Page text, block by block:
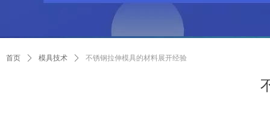
首页 ꄲ 模具技术 ꄲ 不锈钢拉伸模具的材料展开经验